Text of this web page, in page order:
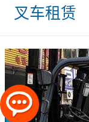
叉车租赁